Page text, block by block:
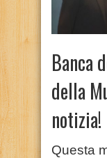
Banca
della
notizia!
Questa